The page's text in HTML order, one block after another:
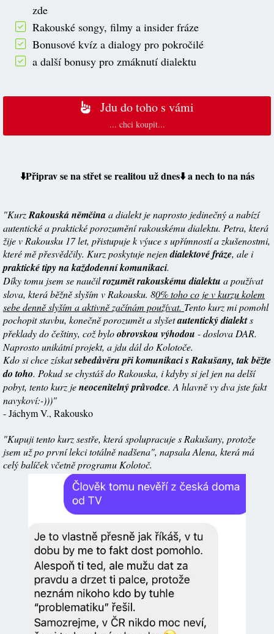
zde
Rakouské songy, filmy a insider fráze
Bonusové kvíz a dialogy pro pokročilé
a další bonusy pro zmáknutí dialektu
Jdu do toho s vámi
... chci koupit...
⬇️Připrav se na střet se realitou už dnes⬇️ a nech to na nás
"KurzRakouská němčinaa dialekt je naprosto jedinečný a nabízí
autentické a praktické porozumění rakouskému dialektu. Petra, která
žije v Rakousku 17 let, přistupuje k výuce s upřímností a zkušenostmi,
které mě přesvědčily. Kurz poskytuje nejendialektové fráze, ale i
praktické tipy na každodenní komunikaci.
Díky tomu jsem se naučilrozumět rakouskému dialektu a používat
slova, která běžně slyším v Rakousku. 80% toho co je v kurzu kolem
sebe denně slyším a aktivně začínám používat. Tento kurz mi pomohl
pochopit stavbu, konečně porozumět a slyšetautentický dialekts
překlady do češtiny, což byloobrovskou výhodou - doslova DAR.
Naprosto unikátní projekt, a jdu dál do Kolotoče.
Kdo si chce získatsebedůvěru při komunikaci s Rakušany, tak běžte
do toho. Pokud se chystáš do Rakouska, i kdyby si jel jen na delší
pobyt, tento kurz jeneocenitelný průvodce. A hlavně vy dva jste fakt
navykoví:-)))"
- Jáchym V., Rakousko
"Kupuji tento kurz sestře, která spolupracuje s Rakušany, protože
jsem už po první lekci totálně nadšena", napsala Alena, která má
celý balíček včetně programu Kolotoč.